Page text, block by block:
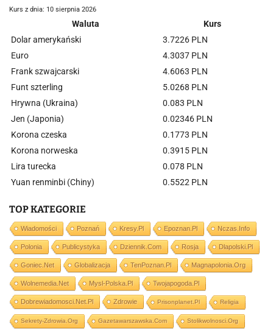
Kurs z dnia: 10 sierpnia 2026
Waluta
Kurs
Dolar amerykański
3.7226 PLN
Euro
4.3037 PLN
Frank szwajcarski
4.6063 PLN
Funt szterling
5.0268 PLN
Hrywna (Ukraina)
0.083 PLN
Jen (Japonia)
0.02346 PLN
Korona czeska
0.1773 PLN
Korona norweska
0.3915 PLN
Lira turecka
0.078 PLN
Yuan renminbi (Chiny)
0.5522 PLN
TOP KATEGORIE
Wiadomości Poznań Kresy.pl Epoznan.pl Nczas.info
Polonia Publicystyka Dziennik.com Rosja Dlapolski.pl
Goniec.net Globalizacja TenPoznan.pl Magnapolonia.org
Wolnemedia.net Mysl-Polska.pl Twojapogoda.pl
Dobrewiadomosci.net.pl Zdrowie Prisonplanet.pl Religia
Sekrety-Zdrowia.org Gazetawarszawska.com Stolikwolnosci.org